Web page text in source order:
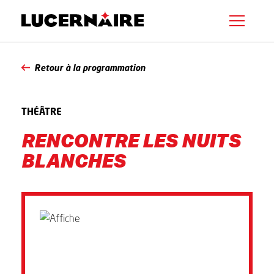
Retour à la programmation
THÉÂTRE
RENCONTRE LES NUITS
BLANCHES